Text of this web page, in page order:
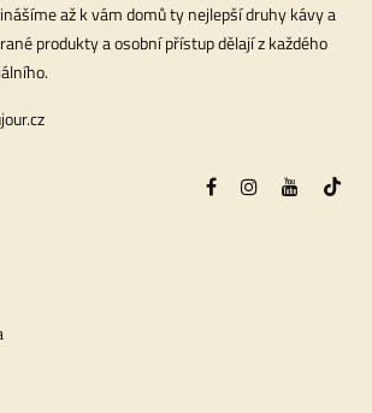
až k vám domů ty nejlepší druhy kávy a
produkty a osobní přístup dělají z každého